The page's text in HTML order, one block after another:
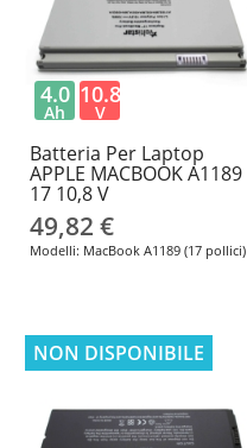
Batteria Per Laptop
APPLE MACBOOK A1189
17 10,8 V
49,82 €
Modelli: MacBook A1189 (17 pollici)
4.0
Ah
10.8
V
NON DISPONIBILE